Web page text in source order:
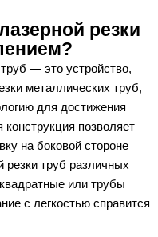
резки
— это устройство,
металлических труб,
для достижения
конструкция позволяет
на боковой стороне
труб различных
или трубы
с легкостью справится